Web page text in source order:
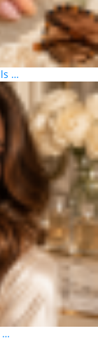
…
…